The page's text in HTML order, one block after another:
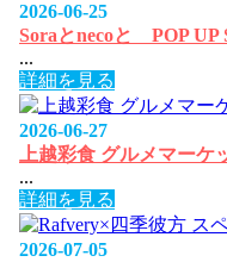
2026-06-25
Soraとnecoと POP UP
...
詳細を見る
2026-06-27
上越彩食 グルメマーケ
...
詳細を見る
2026-07-05